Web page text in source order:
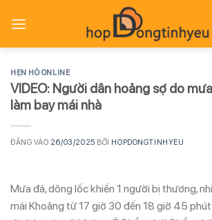
qua
HẸN HÒ ONLINE
VIDEO: Người dân hoảng sợ do
làm bay mái nhà
ĐĂNG VÀO 26/03/2025 BỞI HOPDONGTINHYEU
Mưa đá, dông lốc khiến 1 người bị thương,
mái Khoảng từ 17 giờ 30 đến 18 giờ 45